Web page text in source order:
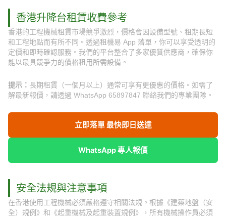
香港升降台租賃收費參考
香港的工程機械租賃市場競爭激烈，價格會因設備型號、租期長短
和工程地點而有所不同。透過租機易 App 落單，你可以享受透明的
定價和即時確認服務。我們的平台整合了多家優質供應商，確保你
能以最具競爭力的價格租用所需設備。
提示： 長期租賃（一個月以上）通常可享有更優惠的價格。如需了
解最新報價，請透過 WhatsApp 65897847 聯絡我們的專業團隊。
立即落單 最快即日送達
WhatsApp 專人報價
安全法規與注意事項
在香港使用工程機械必須嚴格遵守相關法規。根據《建築地盤（安
全）規例》和《起重機械及起重裝置規例》，所有機械操作員必須